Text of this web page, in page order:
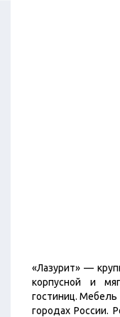
«Лазурит» —
корпусной и
гостиниц.
городах России.